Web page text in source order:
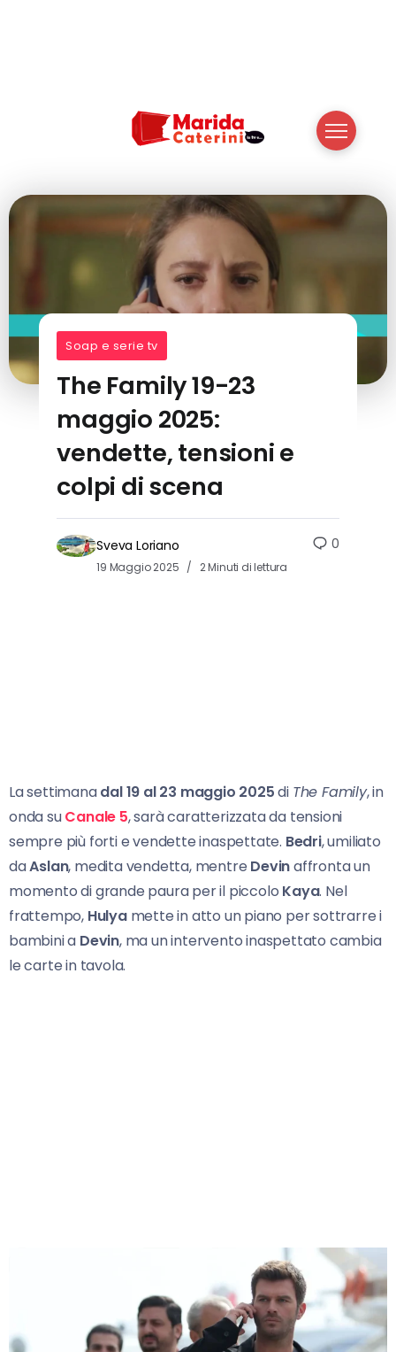
Soap e serie tv
The Family 19-23
maggio 2025:
vendette, tensioni e
colpi di scena
Sveva Loriano
19 Maggio 2025 2 Minuti di lettura
0
La settimanadal 19 al 23 maggio 2025di The Family, in
onda suCanale 5, sarà caratterizzata da tensioni
sempre più forti e vendette inaspettate. Bedri, umiliato
daAslan, medita vendetta, mentre Devinaffronta un
momento di grande paura per il piccolo Kaya. Nel
frattempo, Hulyamette in atto un piano per sottrarre i
bambini a Devin, ma un intervento inaspettato cambia
le carte in tavola.